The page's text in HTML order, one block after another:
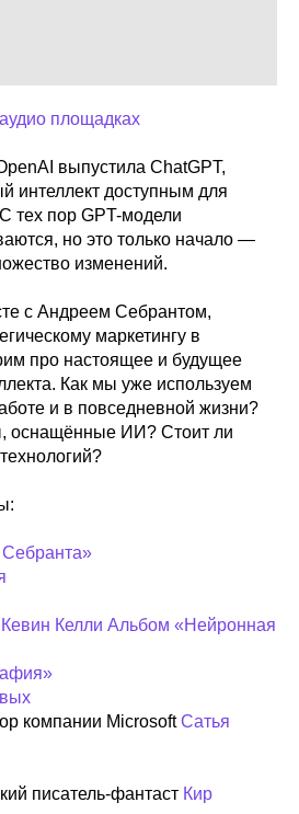
площадках
выпустила ChatGPT,
интеллект доступным для
тех пор GPT-модели
но это только начало —
изменений.
с Андреем Себрантом,
маркетингу в
про настоящее и будущее
Как мы уже используем
и в повседневной жизни?
оснащённые ИИ? Стоит ли
Себранта»
Келли Альбом «Нейронная
компании MicrosoftСатья
писатель-фантаст Кир